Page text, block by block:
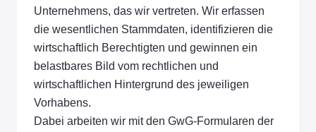
Unternehmens, das wir vertreten. Wir erfassen
die wesentlichen Stammdaten, identifizieren die
wirtschaftlich Berechtigten und gewinnen ein
belastbares Bild vom rechtlichen und
wirtschaftlichen Hintergrund des jeweiligen
Vorhabens.
Dabei arbeiten wir mit den GwG-Formularen der